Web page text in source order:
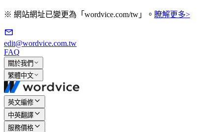
※ 網站網址已變更為「wordvice.com/tw」。 瞭解更多>
edit@wordvice.com.tw
FAQ
關於我們
繁體中文
英文編修
中英翻譯
服務價格